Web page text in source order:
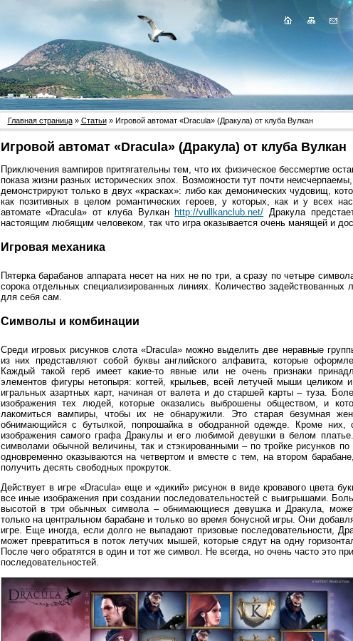
Главная страница» Статьи» Игровой автомат «Dracula» (Дракула) от клуба Вулкан
Игровой автомат «Dracula» (Дракула) от клуба Вулкан
Приключения вампиров притягательны тем, что их физическое бессмертие
показа жизни разных исторических эпох. Возможности тут почти
демонстрируют только в двух «красках»: либо как демонических чудовищ,
как позитивных в целом романтических героев, у которых, как и у всех
автомате «Dracula» от клуба Вулкан http://vullkanclub.net/ Дракула
настоящим любящим человеком, так что игра оказывается очень манящей и
Игровая механика
Пятерка барабанов аппарата несет на них не по три, а сразу по четыре
сорока отдельных специализированных линиях. Количество задействованных
для себя сам.
Символы и комбинации
Среди игровых рисунков слота «Dracula» можно выделить две неравные
из них представляют собой буквы английского алфавита, которые
Каждый такой герб имеет какие-то явные или не очень признаки
элементов фигуры нетопыря: когтей, крыльев, всей летучей мыши целиком
игральных азартных карт, начиная от валета и до старшей карты – туза.
изображения тех людей, которые оказались выброшены обществом, и
лакомиться вампиры, чтобы их не обнаружили. Это старая безумная
обнимающийся с бутылкой, попрошайка в ободранной одежде. Кроме них,
изображения самого графа Дракулы и его любимой девушки в белом
символами обычной величины, так и стэкированными – по тройке рисунков
одновременно оказываются на четвертом и вместе с тем, на втором
получить десять свободных прокруток.
Действует в игре «Dracula» еще и «дикий» рисунок в виде кровавого цвета
все иные изображения при создании последовательностей с выигрышами.
высотой в три обычных символа – обнимающиеся девушка и Дракула,
только на центральном барабане и только во время бонусной игры. Они
игре. Еще иногда, если долго не выпадают призовые последовательности,
может превратиться в поток летучих мышей, которые сядут на одну
После чего обратятся в один и тот же символ. Не всегда, но очень часто это
последовательностей.